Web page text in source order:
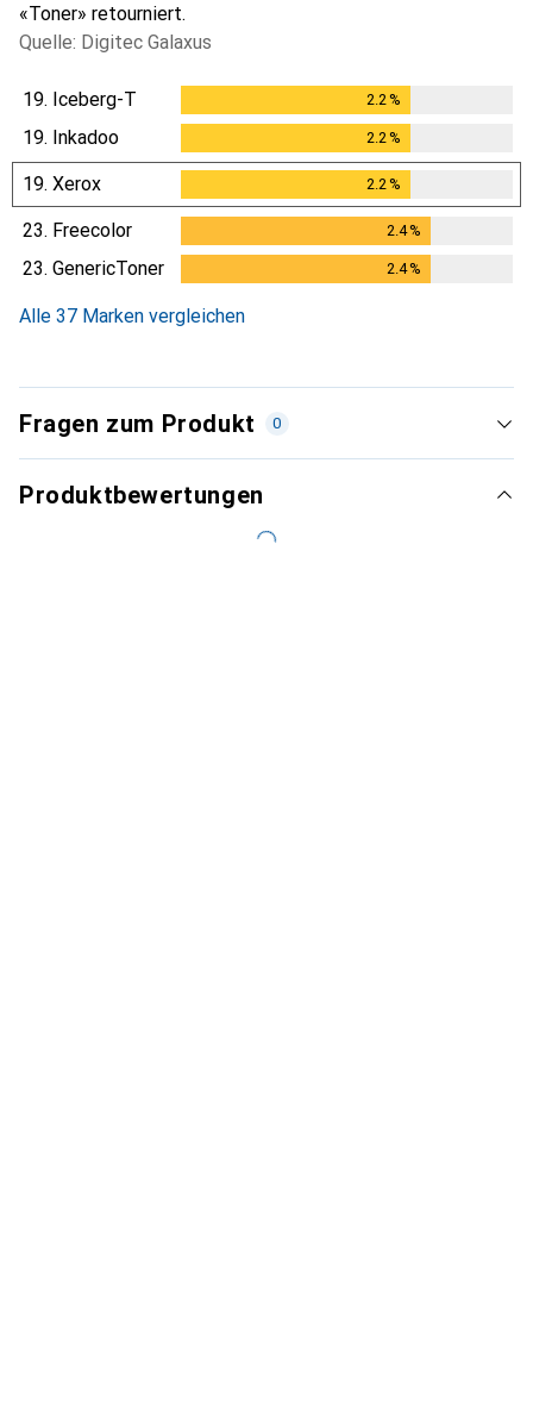
«Toner» retourniert.
Quelle: Digitec Galaxus
19. Iceberg-T 2.2 %
19. Inkadoo 2.2 %
19. Xerox 2.2 %
23. Freecolor 2.4%
23. GenericToner 2.4%
Alle 37 Marken vergleichen
Fragen zum Produkt 0
Produktbewertungen